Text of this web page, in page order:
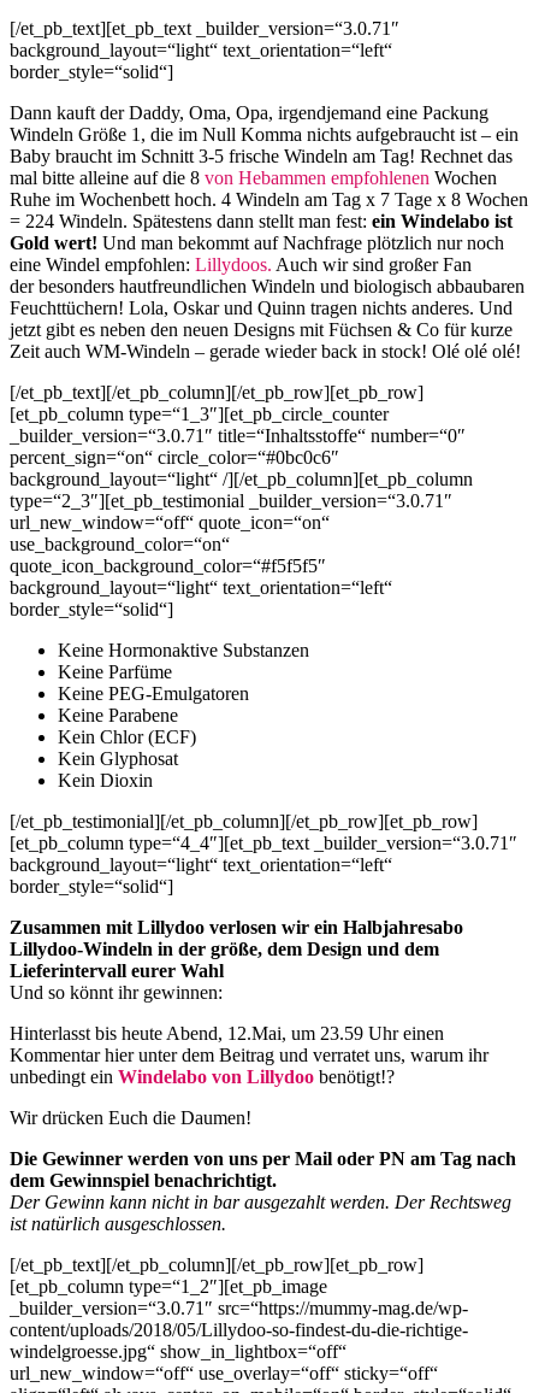
[/et_pb_text][et_pb_text _builder_version=“3.0.71″
background_layout=“light“ text_orientation=“left“
border_style=“solid“]
Dann kauft der Daddy, Oma, Opa, irgendjemand eine Packung
Windeln Größe 1, die im Null Komma nichts aufgebraucht ist – ein
Baby braucht im Schnitt 3-5 frische Windeln am Tag! Rechnet das
mal bitte alleine auf die 8 von Hebammen empfohlenen Wochen
Ruhe im Wochenbett hoch. 4 Windeln am Tag x 7 Tage x 8 Wochen
= 224 Windeln. Spätestens dann stellt man fest: ein Windelabo ist
Gold wert! Und man bekommt auf Nachfrage plötzlich nur noch
eine Windel empfohlen: Lillydoos. Auch wir sind großer Fan
derbesonders hautfreundlichen Windeln und biologisch abbaubaren
Feuchttüchern! Lola, Oskar und Quinn tragen nichts anderes. Und
jetzt gibt es neben den neuen Designs mit Füchsen & Co für kurze
Zeit auch WM-Windeln – gerade wieder back in stock! Olé olé olé!
[/et_pb_text][/et_pb_column][/et_pb_row][et_pb_row]
[et_pb_column type=“1_3″][et_pb_circle_counter
_builder_version=“3.0.71″ title=“Inhaltsstoffe“ number=“0″
percent_sign=“on“ circle_color=“#0bc0c6″
background_layout=“light“ /][/et_pb_column][et_pb_column
type=“2_3″][et_pb_testimonial _builder_version=“3.0.71″
url_new_window=“off“ quote_icon=“on“
use_background_color=“on“
quote_icon_background_color=“#f5f5f5″
background_layout=“light“ text_orientation=“left“
border_style=“solid“]
Keine Hormonaktive Substanzen
Keine Parfüme
Keine PEG-Emulgatoren
Keine Parabene
Kein Chlor (ECF)
Kein Glyphosat
Kein Dioxin
[/et_pb_testimonial][/et_pb_column][/et_pb_row][et_pb_row]
[et_pb_column type=“4_4″][et_pb_text _builder_version=“3.0.71″
background_layout=“light“ text_orientation=“left“
border_style=“solid“]
Zusammen mit Lillydoo verlosen wir ein Halbjahresabo
Lillydoo-Windeln in der größe, dem Design und dem
Lieferintervall eurer Wahl
Und so könnt ihr gewinnen:
Hinterlasst bis heute Abend, 12.Mai, um 23.59 Uhr einen
Kommentar hier unter dem Beitrag und verratet uns, warum ihr
unbedingt ein Windelabo von Lillydoo benötigt!?
Wir drücken Euch die Daumen!
Die Gewinner werden von uns per Mail oder PN am Tag nach
dem Gewinnspiel benachrichtigt.
Der Gewinn kann nicht in bar ausgezahlt werden. Der Rechtsweg
ist natürlich ausgeschlossen.
[/et_pb_text][/et_pb_column][/et_pb_row][et_pb_row]
[et_pb_column type=“1_2″][et_pb_image
_builder_version=“3.0.71″ src=“https://mummy-mag.de/wp-
content/uploads/2018/05/Lillydoo-so-findest-du-die-richtige-
windelgroesse.jpg“ show_in_lightbox=“off“
url_new_window=“off“ use_overlay=“off“ sticky=“off“